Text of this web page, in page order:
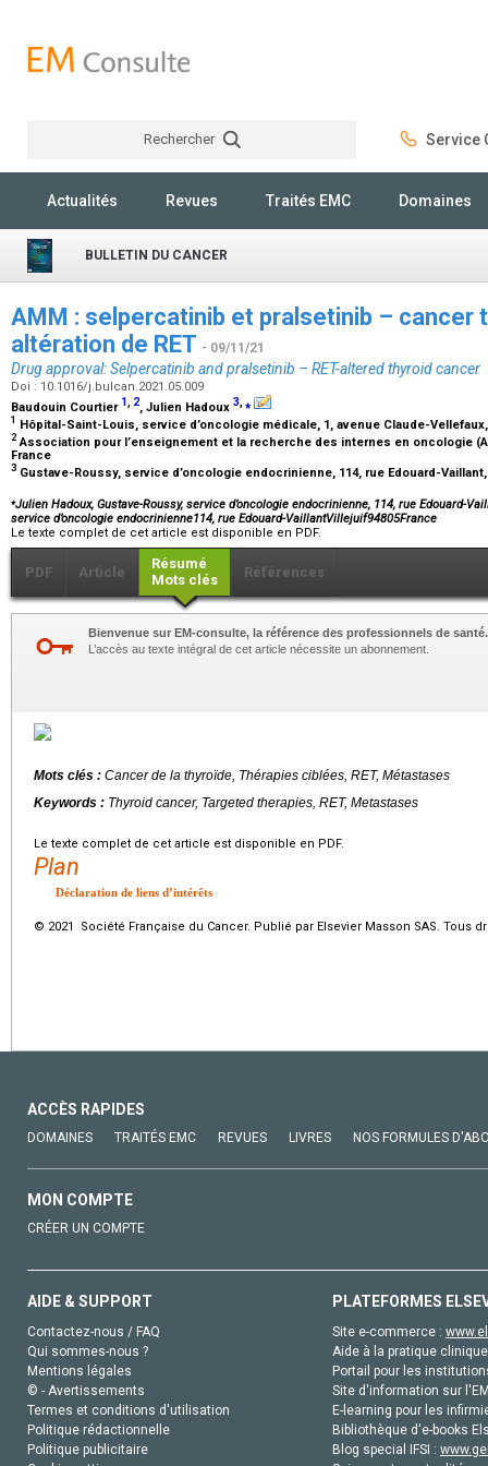
Rechercher Service
Actualités Revues Traités EMC Domaines
BULLETIN DU CANCER
AMM : selpercatinib et pralsetinib – cancer
altération de RET - 09/11/21
Drug approval: Selpercatinib and pralsetinib – RET-altered thyroid cancer
Doi : 10.1016/j.bulcan.2021.05.009
Baudouin Courtier 1, 2, Julien Hadoux 3,⁎
1 Hôpital-Saint-Louis, service d’oncologie médicale, 1, avenue Claude-
2 Association pour l’enseignement et la recherche des internes en oncologie
France
3 Gustave-Roussy, service d’oncologie endocrinienne, 114, rue Edouard-
⁎Julien Hadoux, Gustave-Roussy, service d’oncologie endocrinienne, 114, rue Edouard-
service d’oncologie endocrinienne114, rue Edouard-VaillantVillejuif94805France
Le texte complet de cet article est disponible en PDF.
PDF Article
Résumé
Mots clés
Références
Bienvenue sur EM-consulte, la référence des professionnels de santé.
L’accès au texte intégral de cet article nécessite un abonnement.
Mots clés : Cancer de la thyroïde, Thérapies ciblées, RET, Métastases
Keywords : Thyroid cancer, Targeted therapies, RET, Metastases
Le texte complet de cet article est disponible en PDF.
Plan
Déclaration de liens d’intérêts
© 2021 Société Française du Cancer. Publié par Elsevier Masson SAS. Tous
ACCÈS RAPIDES
DOMAINES TRAITÉS EMC REVUES LIVRES NOS FORMULES
MON COMPTE
CRÉER UN COMPTE
AIDE & SUPPORT
Contactez-nous / FAQ
Qui sommes-nous ?
Mentions légales
© - Avertissements
Termes et conditions d'utilisation
Politique rédactionnelle
Politique publicitaire
PLATEFORMES
Site e-commerce :
Aide à la pratique
Portail pour les
Site d'information sur
E-learning pour les
Bibliothèque d'e-books
Blog special IFSI :